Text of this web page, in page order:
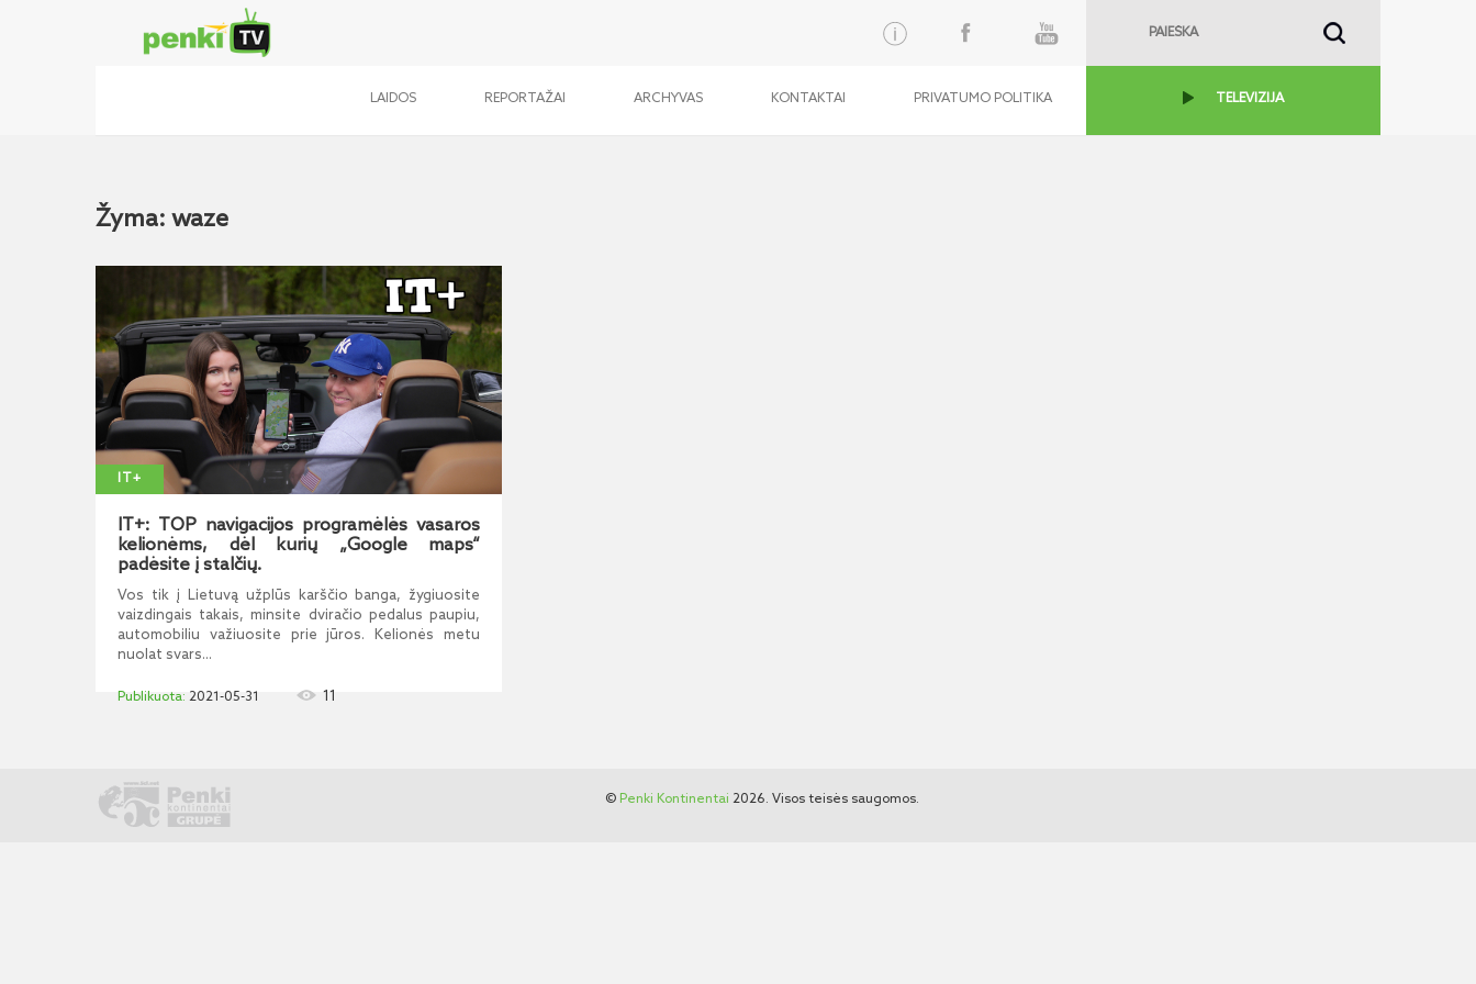
LAIDOS REPORTAŽAI ARCHYVAS KONTAKTAI PRIVATUMO POLITIKA TELEVIZIJA
Žyma: waze
IT+
IT+: TOP navigacijos programėlės vasaros
kelionėms, dėl kurių „Google maps“
padėsite į stalčių.
Vos tik į Lietuvą užplūs karščio banga, žygiuosite
vaizdingais takais, minsite dviračio pedalus paupiu,
automobiliu važiuosite prie jūros. Kelionės metu
nuolat svars...
2021-05-31 11
© Penki Kontinentai 2026. Visos teisės saugomos.